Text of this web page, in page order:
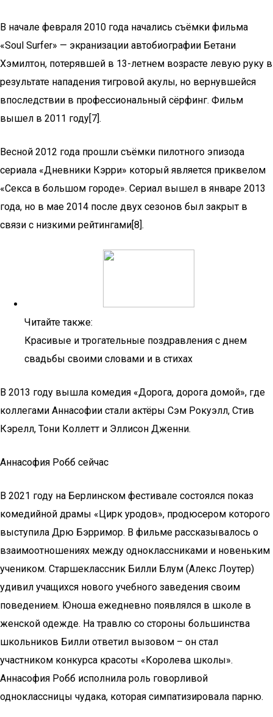
В начале февраля 2010 года начались съёмки фильма
«Soul Surfer» — экранизации автобиографии Бетани
Хэмилтон, потерявшей в 13-летнем возрасте левую руку в
результате нападения тигровой акулы, но вернувшейся
впоследствии в профессиональный сёрфинг. Фильм
вышел в 2011 году[7].
Весной 2012 года прошли съёмки пилотного эпизода
сериала «Дневники Кэрри» который является приквелом
«Секса в большом городе». Сериал вышел в январе 2013
года, но в мае 2014 после двух сезонов был закрыт в
связи с низкими рейтингами[8].
Читайте также:
Красивые и трогательные поздравления с днем
свадьбы своими словами и в стихах
В 2013 году вышла комедия «Дорога, дорога домой», где
коллегами Аннасофии стали актёры Сэм Рокуэлл, Стив
Кэрелл, Тони Коллетт и Эллисон Дженни.
Аннасофия Робб сейчас
В 2021 году на Берлинском фестивале состоялся показ
комедийной драмы «Цирк уродов», продюсером которого
выступила Дрю Бэрримор. В фильме рассказывалось о
взаимоотношениях между одноклассниками и новеньким
учеником. Старшеклассник Билли Блум (Алекс Лоутер)
удивил учащихся нового учебного заведения своим
поведением. Юноша ежедневно появлялся в школе в
женской одежде. На травлю со стороны большинства
школьников Билли ответил вызовом – он стал
участником конкурса красоты «Королева школы».
Аннасофия Робб исполнила роль говорливой
одноклассницы чудака, которая симпатизировала парню.